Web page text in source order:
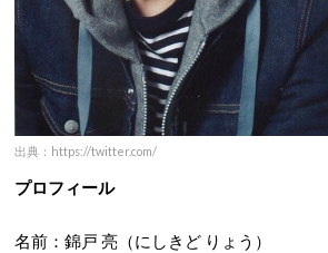
出典：https://twitter.com/
プロフィール
名前：錦戸 亮（にしきど りょう）